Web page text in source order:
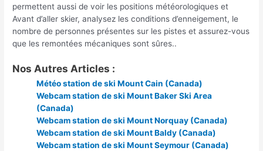
permettent aussi de voir les positions météorologiques et
Avant d’aller skier, analysez les conditions d’enneigement, le
nombre de personnes présentes sur les pistes et assurez-vous
que les remontées mécaniques sont sûres..
Nos Autres Articles :
Météo station de ski Mount Cain (Canada)
Webcam station de ski Mount Baker Ski Area
(Canada)
Webcam station de ski Mount Norquay (Canada)
Webcam station de ski Mount Baldy (Canada)
Webcam station de ski Mount Seymour (Canada)